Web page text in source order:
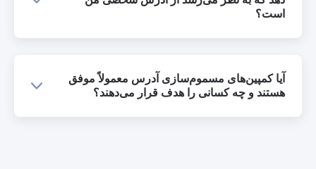
است؟
آیا کمپین‌های مسموم‌سازی آدرس معمولاً موفق
هستند و چه کسانی را هدف قرار می‌دهند؟